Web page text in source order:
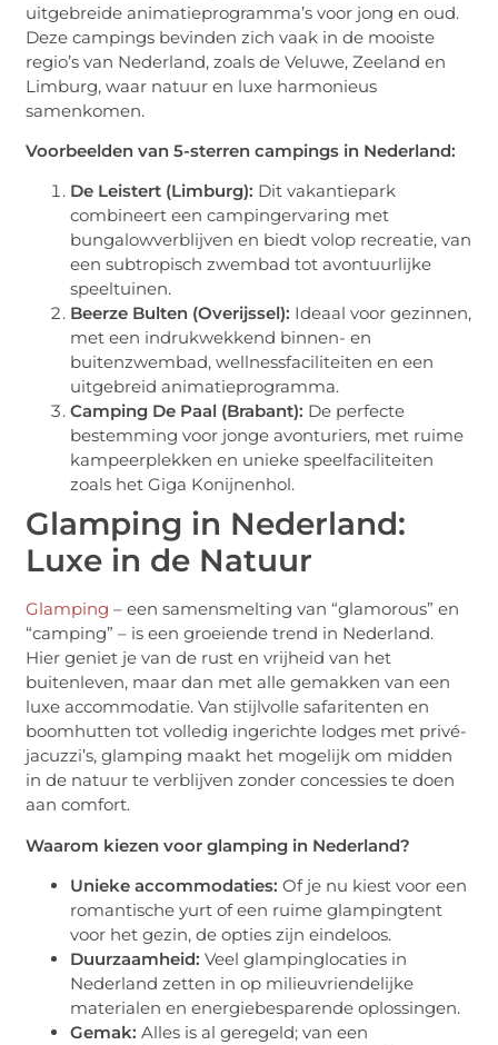
uitgebreide animatieprogramma’s voor jong en oud.
Deze campings bevinden zich vaak in de mooiste
regio’s van Nederland, zoals de Veluwe, Zeeland en
Limburg, waar natuur en luxe harmonieus
samenkomen.
Voorbeelden van 5-sterren campings in Nederland:
De Leistert (Limburg): Dit vakantiepark
combineert een campingervaring met
bungalowverblijven en biedt volop recreatie, van
een subtropisch zwembad tot avontuurlijke
speeltuinen.
Beerze Bulten (Overijssel): Ideaal voor gezinnen,
met een indrukwekkend binnen- en
buitenzwembad, wellnessfaciliteiten en een
uitgebreid animatieprogramma.
Camping De Paal (Brabant): De perfecte
bestemming voor jonge avonturiers, met ruime
kampeerplekken en unieke speelfaciliteiten
zoals het Giga Konijnenhol.
Glamping in Nederland:
Luxe in de Natuur
Glamping – een samensmelting van “glamorous” en
“camping” – is een groeiende trend in Nederland.
Hier geniet je van de rust en vrijheid van het
buitenleven, maar dan met alle gemakken van een
luxe accommodatie. Van stijlvolle safaritenten en
boomhutten tot volledig ingerichte lodges met privé-
jacuzzi’s, glamping maakt het mogelijk om midden
in de natuur te verblijven zonder concessies te doen
aan comfort.
Waarom kiezen voor glamping in Nederland?
Unieke accommodaties: Of je nu kiest voor een
romantische yurt of een ruime glampingtent
voor het gezin, de opties zijn eindeloos.
Duurzaamheid: Veel glampinglocaties in
Nederland zetten in op milieuvriendelijke
materialen en energiebesparende oplossingen.
Gemak: Alles is al geregeld; van een